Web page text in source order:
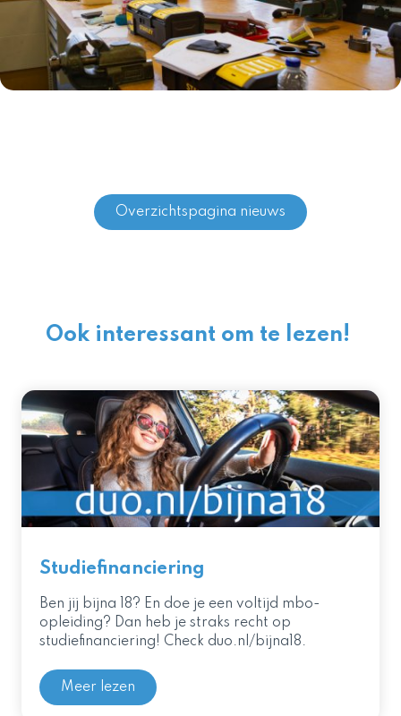
Overzichtspagina nieuws
Ook interessant om te lezen!
Studiefinanciering
Ben jij bijna 18? En doe je een voltijd mbo-
opleiding? Dan heb je straks recht op
studiefinanciering! Check duo.nl/bijna18.
Meer lezen